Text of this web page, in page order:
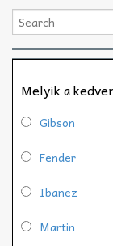
Melyik a
Gibson
Fender
Ibanez
Martin